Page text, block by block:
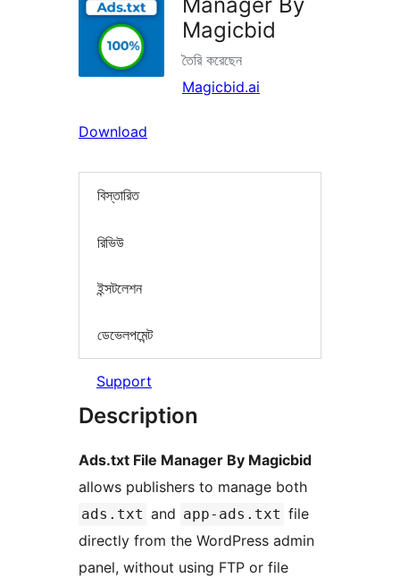
Magicbid
তৈরি করেছেন
Magicbid.ai
Download
বিস্তারিত
রিভিউ
ইন্সটলেশন
ডেভেলপমেন্ট
Support
Description
Ads.txt File Manager By Magicbid
allows publishers to manage both
ads.txt and app-ads.txt file
directly from the WordPress admin
panel, without using FTP or file